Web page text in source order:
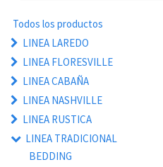
Todos los productos
LINEA LAREDO
LINEA FLORESVILLE
LINEA CABAÑA
LINEA NASHVILLE
LINEA RUSTICA
LINEA TRADICIONAL
BEDDING